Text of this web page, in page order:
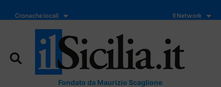
Cronache locali Il Network
Fondato da Maurizio Scaglione